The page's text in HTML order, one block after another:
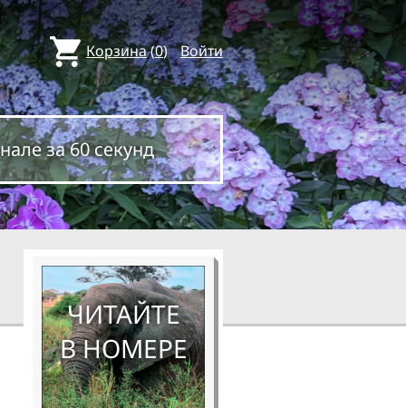
Корзина(0) Войти
за 60 секунд
ЧИТАЙТЕ
В НОМЕРЕ